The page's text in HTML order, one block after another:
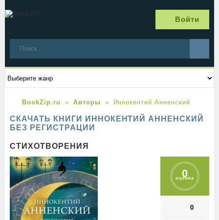
Войти
BookZip.ru Авторы Иннокентий Анненский
СКАЧАТЬ КНИГИ ИННОКЕНТИЙ АННЕНСКИЙ
БЕЗ РЕГИСТРАЦИИ
СТИХОТВОРЕНИЯ
0
оценка
0